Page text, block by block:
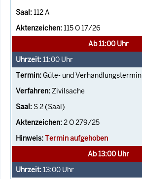
112 A
115 O 17/26
Ab 11:00 Uhr
11:00 Uhr
Güte- und Verhandlungstermin
Zivilsache
S 2 (Saal)
2 O 279/25
Termin aufgehoben
Ab 13:00 Uhr
13:00 Uhr